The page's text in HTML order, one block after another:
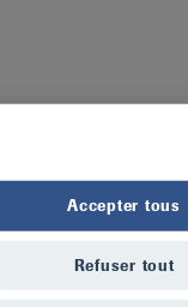
Accepter tous
Refuser tout